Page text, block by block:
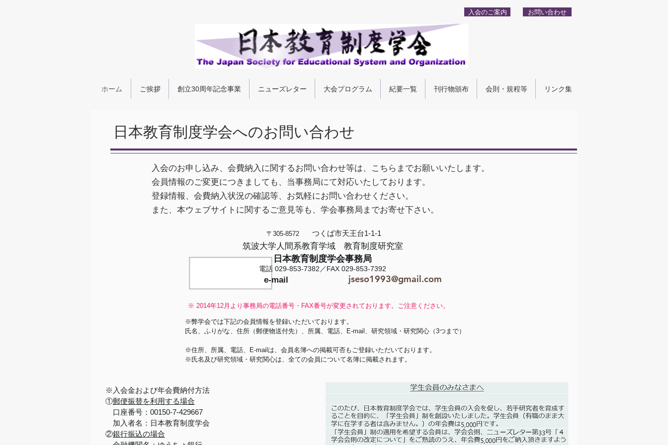
入会のご案内 お問い合わせ
ホーム ご挨拶 創立30周年記念事業 ニューズレター 大会プログラム 紀要一覧 刊行物頒布 会則・規程等 リンク集
日本教育制度学会へのお問い合わせ
入会のお申し込み、会費納入に関するお問い合わせ等は、こちらまでお願いいたします。
会員情報のご変更につきましても、当事務局にて対応いたしております。
登録情報、会費納入状況の確認等、お気軽にお問い合わせください。
また、本ウェブサイトに関するご意見等も、学会事務局までお寄せ下さい。
〒305-8572 つくば市天王台1-1-1
筑波大学人間系教育学域 教育制度研究室
日本教育制度学会事務局
電話 029-853-7382／FAX 029-853-7392
e-mailjseso1993@gmail.com
※ 2014年12月より事務局の電話番号・FAX番号が変更されております。ご注意ください。
※弊学会では下記の会員情報を登録いただいております。
氏名、ふりがな、住所（郵便物送付先）、所属、電話、E-mail、研究領域・研究関心（3つまで）
※住所、所属、電話、E-mailは、会員名簿への掲載可否もご登録いただいております。
※氏名及び研究領域・研究関心は、全ての会員について名簿に掲載されます。
※入会金および年会費納付方法
①郵便振替を利用する場合
口座番号：00150-7-429667
加入者名：日本教育制度学会
②銀行振込の場合